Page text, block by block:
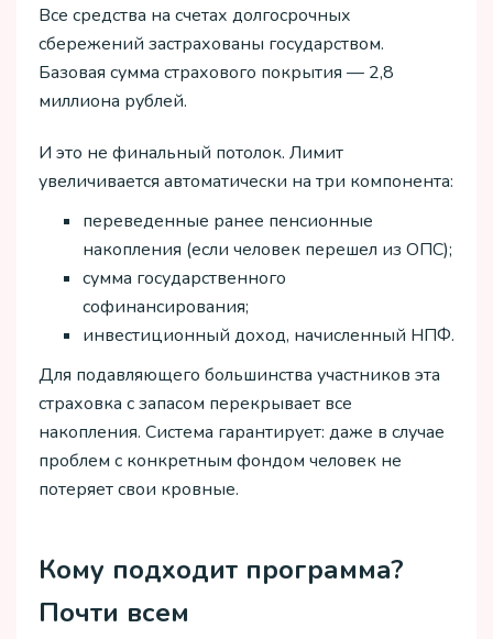
Все средства на счетах долгосрочных
сбережений застрахованы государством.
Базовая сумма страхового покрытия — 2,8
миллиона рублей.
И это не финальный потолок. Лимит
увеличивается автоматически на три компонента:
переведенные ранее пенсионные
накопления (если человек перешел из ОПС);
сумма государственного
софинансирования;
инвестиционный доход, начисленный НПФ.
Для подавляющего большинства участников эта
страховка с запасом перекрывает все
накопления. Система гарантирует: даже в случае
проблем с конкретным фондом человек не
потеряет свои кровные.
Кому подходит программа?
Почти всем